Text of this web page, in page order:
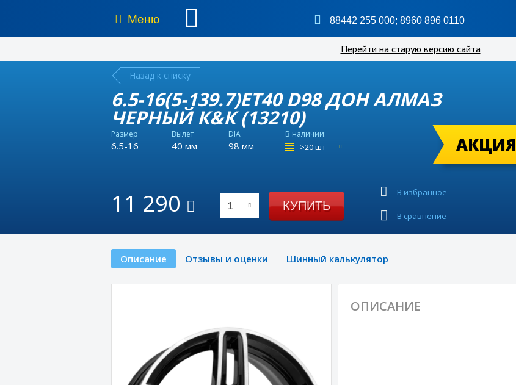
Меню 88442 255 000; 8960 896 0110
Перейти на старую версию сайта
Назад к списку
6.5-16(5-139.7)ET40 D98 ДОН АЛМАЗ
ЧЕРНЫЙ К&К (13210)
Размер
6.5-16
Вылет
40 мм
DIA
98 мм
В наличии:
>20 шт АКЦИЯ
11 290 1 КУПИТЬ
В избранное
В сравнение
Описание Отзывы и оценки Шинный калькулятор
ОПИСАНИЕ